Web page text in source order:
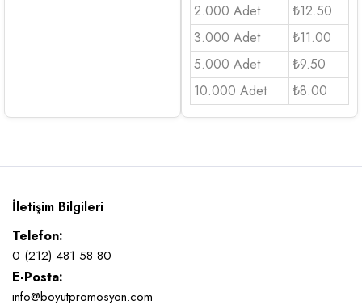
2.000 Adet
₺12.50
3.000 Adet
₺11.00
5.000 Adet
₺9.50
10.000 Adet
₺8.00
İletişim Bilgileri
Telefon:
0 (212) 481 58 80
E-Posta:
info@boyutpromosyon.com